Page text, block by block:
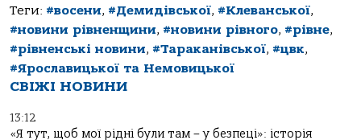
Теги: #восени, #Демидівської, #Клеванської,
#новини рівненщини, #новини рівного, #рівне,
#рівненські новини, #Тараканівської, #цвк,
#Ярославицької та Немовицької
СВІЖІ НОВИНИ
13:12
«Я тут, щоб мої рідні були там – у безпеці»: історія